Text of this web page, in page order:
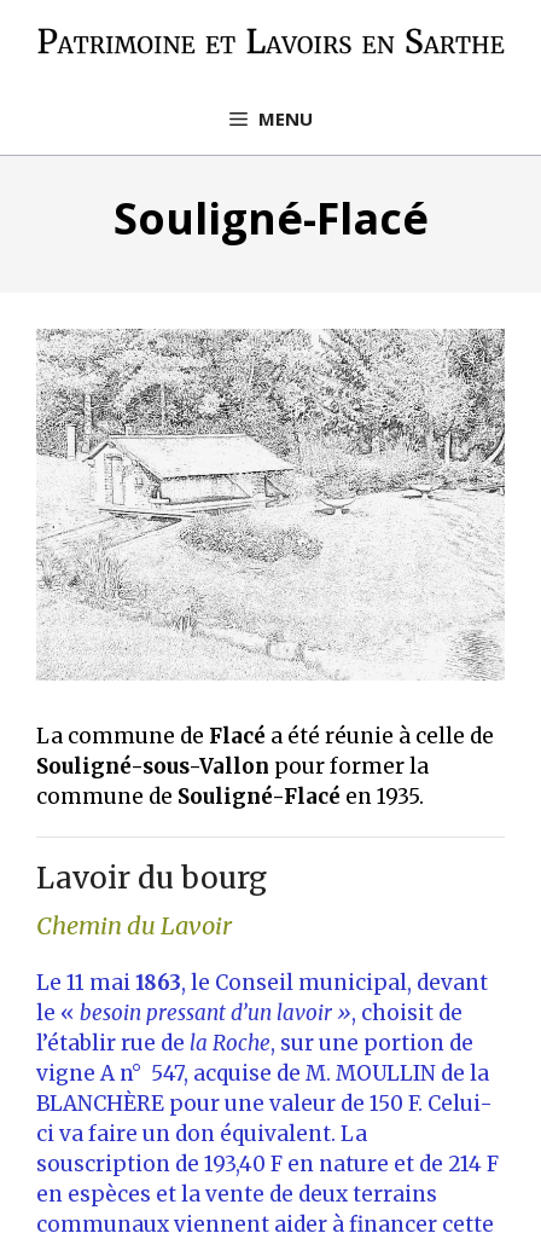
MENU
Souligné-Flacé
La commune de Flacé a été réunie à celle de
Souligné-sous-Vallon pour former la
commune de Souligné-Flacé en 1935.
Lavoir du bourg
Chemin du Lavoir
Le 11 mai1863, le Conseil municipal, devant
le « besoin pressant d’un lavoir », choisit de
l’établir rue de la Roche, sur une portion de
vigne A n° 547, acquise de M. MOULLIN de la
BLANCHÈRE pour une valeur de 150 F. Celui-
ci va faire un don équivalent. La
souscription de 193,40 F en nature et de 214 F
en espèces et la vente de deux terrains
communaux viennent aider à financer cette